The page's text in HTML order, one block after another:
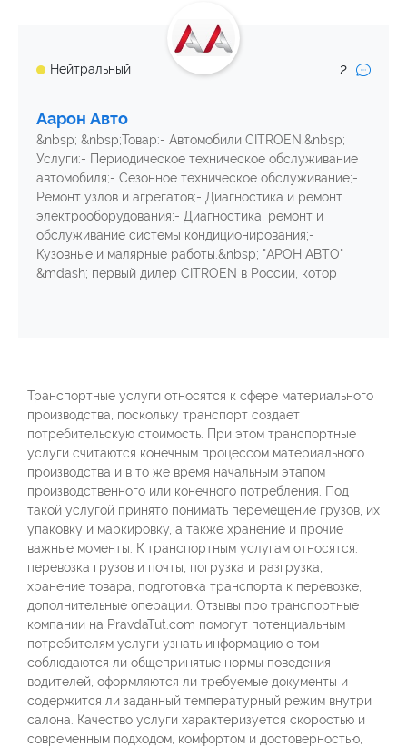
Нейтральный 2
Аарон Авто
&nbsp; &nbsp;Товар:- Автомобили CITROEN.&nbsp;
Услуги:- Периодическое техническое обслуживание
автомобиля;- Сезонное техническое обслуживание;-
Ремонт узлов и агрегатов;- Диагностика и ремонт
электрооборудования;- Диагностика, ремонт и
обслуживание системы кондиционирования;-
Кузовные и малярные работы.&nbsp; "АРОН АВТО"
&mdash; первый дилер CITROEN в России, котор
Транспортные услуги относятся к сфере материального
производства, поскольку транспорт создает
потребительскую стоимость. При этом транспортные
услуги считаются конечным процессом материального
производства и в то же время начальным этапом
производственного или конечного потребления. Под
такой услугой принято понимать перемещение грузов, их
упаковку и маркировку, а также хранение и прочие
важные моменты. К транспортным услугам относятся:
перевозка грузов и почты, погрузка и разгрузка,
хранение товара, подготовка транспорта к перевозке,
дополнительные операции. Отзывы про транспортные
компании на PravdaTut.com помогут потенциальным
потребителям услуги узнать информацию о том
соблюдаются ли общепринятые нормы поведения
водителей, оформляются ли требуемые документы и
содержится ли заданный температурный режим внутри
салона. Качество услуги характеризуется скоростью и
современным подходом, комфортом и достоверностью,